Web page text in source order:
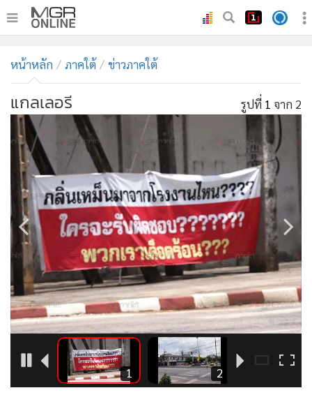
ทันเหตุการณ์
• ภาคใต้
• ภูมิภาค
• Online Section
บันเทิง
•
ผู้จัดการรายวัน
•
คอลัมนิสต์
• ละคร
• CbizReview
Cyber BIZ
•
ผู้จัดกวน
• Good health & Well-being
• Green Innovation & SD
Management & HR
MGR Live
หน้าหลัก ภาคใต้ ข่าวภาคใต้
แกลเลอรี รูปที่ 1 จาก 2
1 2